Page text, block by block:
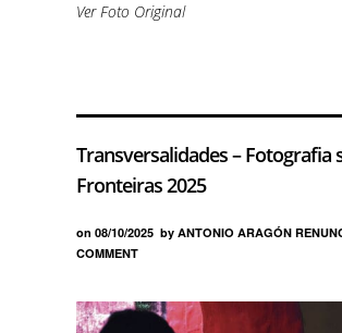
Ver Foto Original
Transversalidades – Fotografia
Fronteiras 2025
on 08/10/2025 by ANTONIO ARAGÓN
COMMENT